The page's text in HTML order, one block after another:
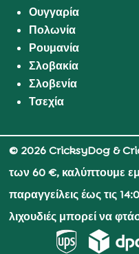
Ουγγαρία
Πολωνία
Ρουμανία
Σλοβακία
Σλοβενία
Τσεχία
© 2026 CricksyDog &
των 60 €, καλύπτουμε
παραγγείλεις έως τις
λιχουδιές μπορεί να